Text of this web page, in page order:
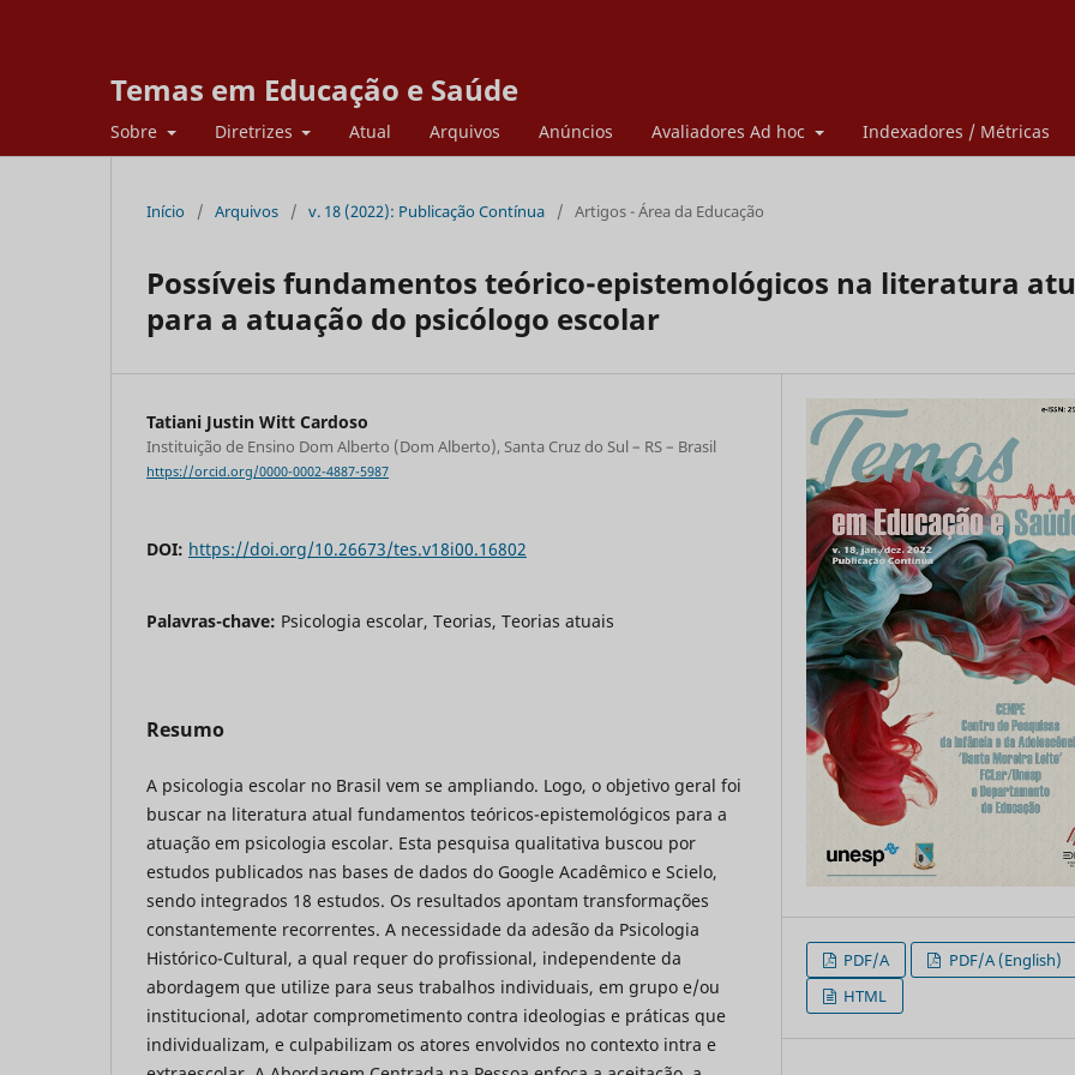
Temas em Educação e Saúde
Sobre Diretrizes Atual Arquivos Anúncios Avaliadores Ad hoc Indexadores / Métricas
Início / Arquivos / v. 18 (2022): Publicação Contínua / Artigos - Área da Educação
Possíveis fundamentos teórico-epistemológicos na literatura
para a atuação do psicólogo escolar
Tatiani Justin Witt Cardoso
Instituição de Ensino Dom Alberto (Dom Alberto), Santa Cruz do Sul – RS – Brasil
https://orcid.org/0000-0002-4887-5987
DOI: https://doi.org/10.26673/tes.v18i00.16802
Palavras-chave: Psicologia escolar, Teorias, Teorias atuais
Resumo
A psicologia escolar no Brasil vem se ampliando. Logo, o objetivo geral foi
buscar na literatura atual fundamentos teóricos-epistemológicos para a
atuação em psicologia escolar. Esta pesquisa qualitativa buscou por
estudos publicados nas bases de dados do Google Acadêmico e Scielo,
sendo integrados 18 estudos. Os resultados apontam transformações
constantemente recorrentes. A necessidade da adesão da Psicologia
Histórico-Cultural, a qual requer do profissional, independente da
abordagem que utilize para seus trabalhos individuais, em grupo e/ou
institucional, adotar comprometimento contra ideologias e práticas que
individualizam, e culpabilizam os atores envolvidos no contexto intra e
PDF/A
PDF/A (English)
HTML